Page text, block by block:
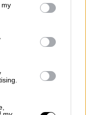
You may click to
third-party tags to
in below Google
my
ΝΒΑ(pics)
της σεζόν